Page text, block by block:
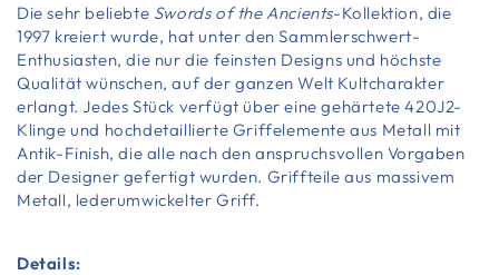
Die sehr beliebte Swords of the Ancients-Kollektion, die
1997 kreiert wurde, hat unter den Sammlerschwert-
Enthusiasten, die nur die feinsten Designs und höchste
Qualität wünschen, auf der ganzen Welt Kultcharakter
erlangt. Jedes Stück verfügt über eine gehärtete 420J2-
Klinge und hochdetaillierte Griffelemente aus Metall mit
Antik-Finish, die alle nach den anspruchsvollen Vorgaben
der Designer gefertigt wurden. Griffteile aus massivem
Metall, lederumwickelter Griff.
Details: